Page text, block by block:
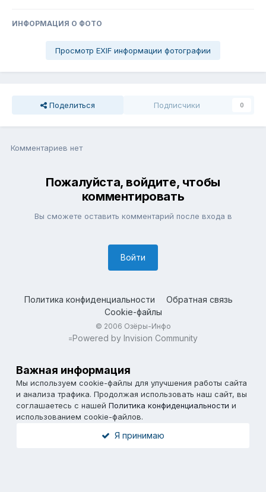
ИНФОРМАЦИЯ О ФОТО
Просмотр EXIF информации фотографии
Поделиться Подписчики 0
Комментариев нет
Пожалуйста, войдите, чтобы
комментировать
Вы сможете оставить комментарий после входа в
Войти
Политика конфиденциальности
Обратная связь
Cookie-файлы
© 2006 Озёры-Инфо
=Powered by Invision Community
Важная информация
Мы используем cookie-файлы для улучшения работы сайта
и анализа трафика. Продолжая использовать наш сайт, вы
соглашаетесь с нашей Политика конфиденциальности и
использованием cookie-файлов.
Я принимаю